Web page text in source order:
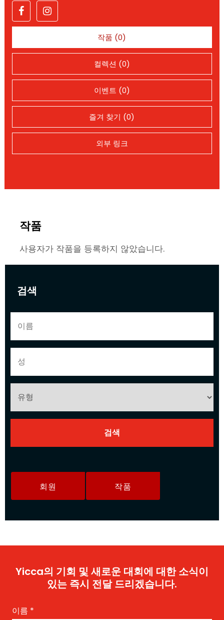
검색
회원 작품
작품 (0)
컬렉션 (0)
이벤트 (0)
즐겨 찾기 (0)
외부 링크
작품
사용자가 작품을 등록하지 않았습니다.
Yicca의 기회 및 새로운 대회에 대한 소식이
있는 즉시 전달 드리겠습니다.
이름 *